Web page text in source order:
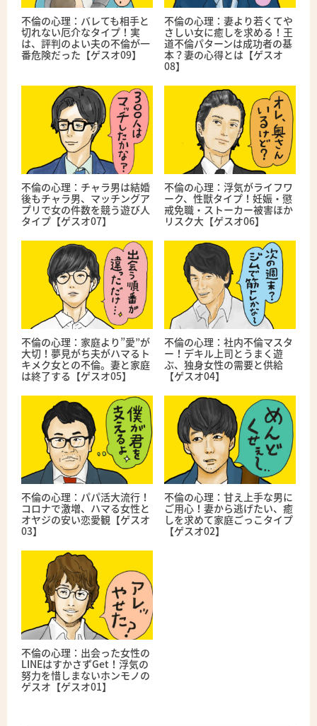
不倫の心理：バレても相手と
切れない厄介なタイプ！実
は、評判のよい夫の不倫が一
番危険だった【ゲスオ09】
不倫の心理：妻より若くてや
さしい女に癒しを求める！王
道不倫パターンは成功者の基
本？妻の心得とは【ゲスオ
08】
不倫の心理：チャラ男は結婚
後もチャラ男、マッチングア
プリで女の件数を競う遊び人
タイプ【ゲスオ07】
不倫の心理：浮気がライフワ
ーク、性獣タイプ！妊娠・懲
戒免職・ストーカー被害ほか
リスク大【ゲスオ06】
不倫の心理：家庭より”愛”が
大切！夢見がち夫がハマるト
キメク女との不倫。妻と家庭
は終了する【ゲスオ05】
不倫の心理：社内不倫マスタ
ー！デキル上司とうまく遊
ぶ、独身女性の需要と供給
【ゲスオ04】
不倫の心理：パパ活大流行！
コロナで激増、ハマる女性と
オヤジの安い恋愛観【ゲスオ
03】
不倫の心理：甘え上手な男に
ご用心！妻から逃げたい、癒
しを求めて家庭ごっこタイプ
【ゲスオ02】
不倫の心理：出会った女性の
LINEはすかさずGet！浮気の
努力を惜しまないホンモノの
ゲスオ【ゲスオ01】